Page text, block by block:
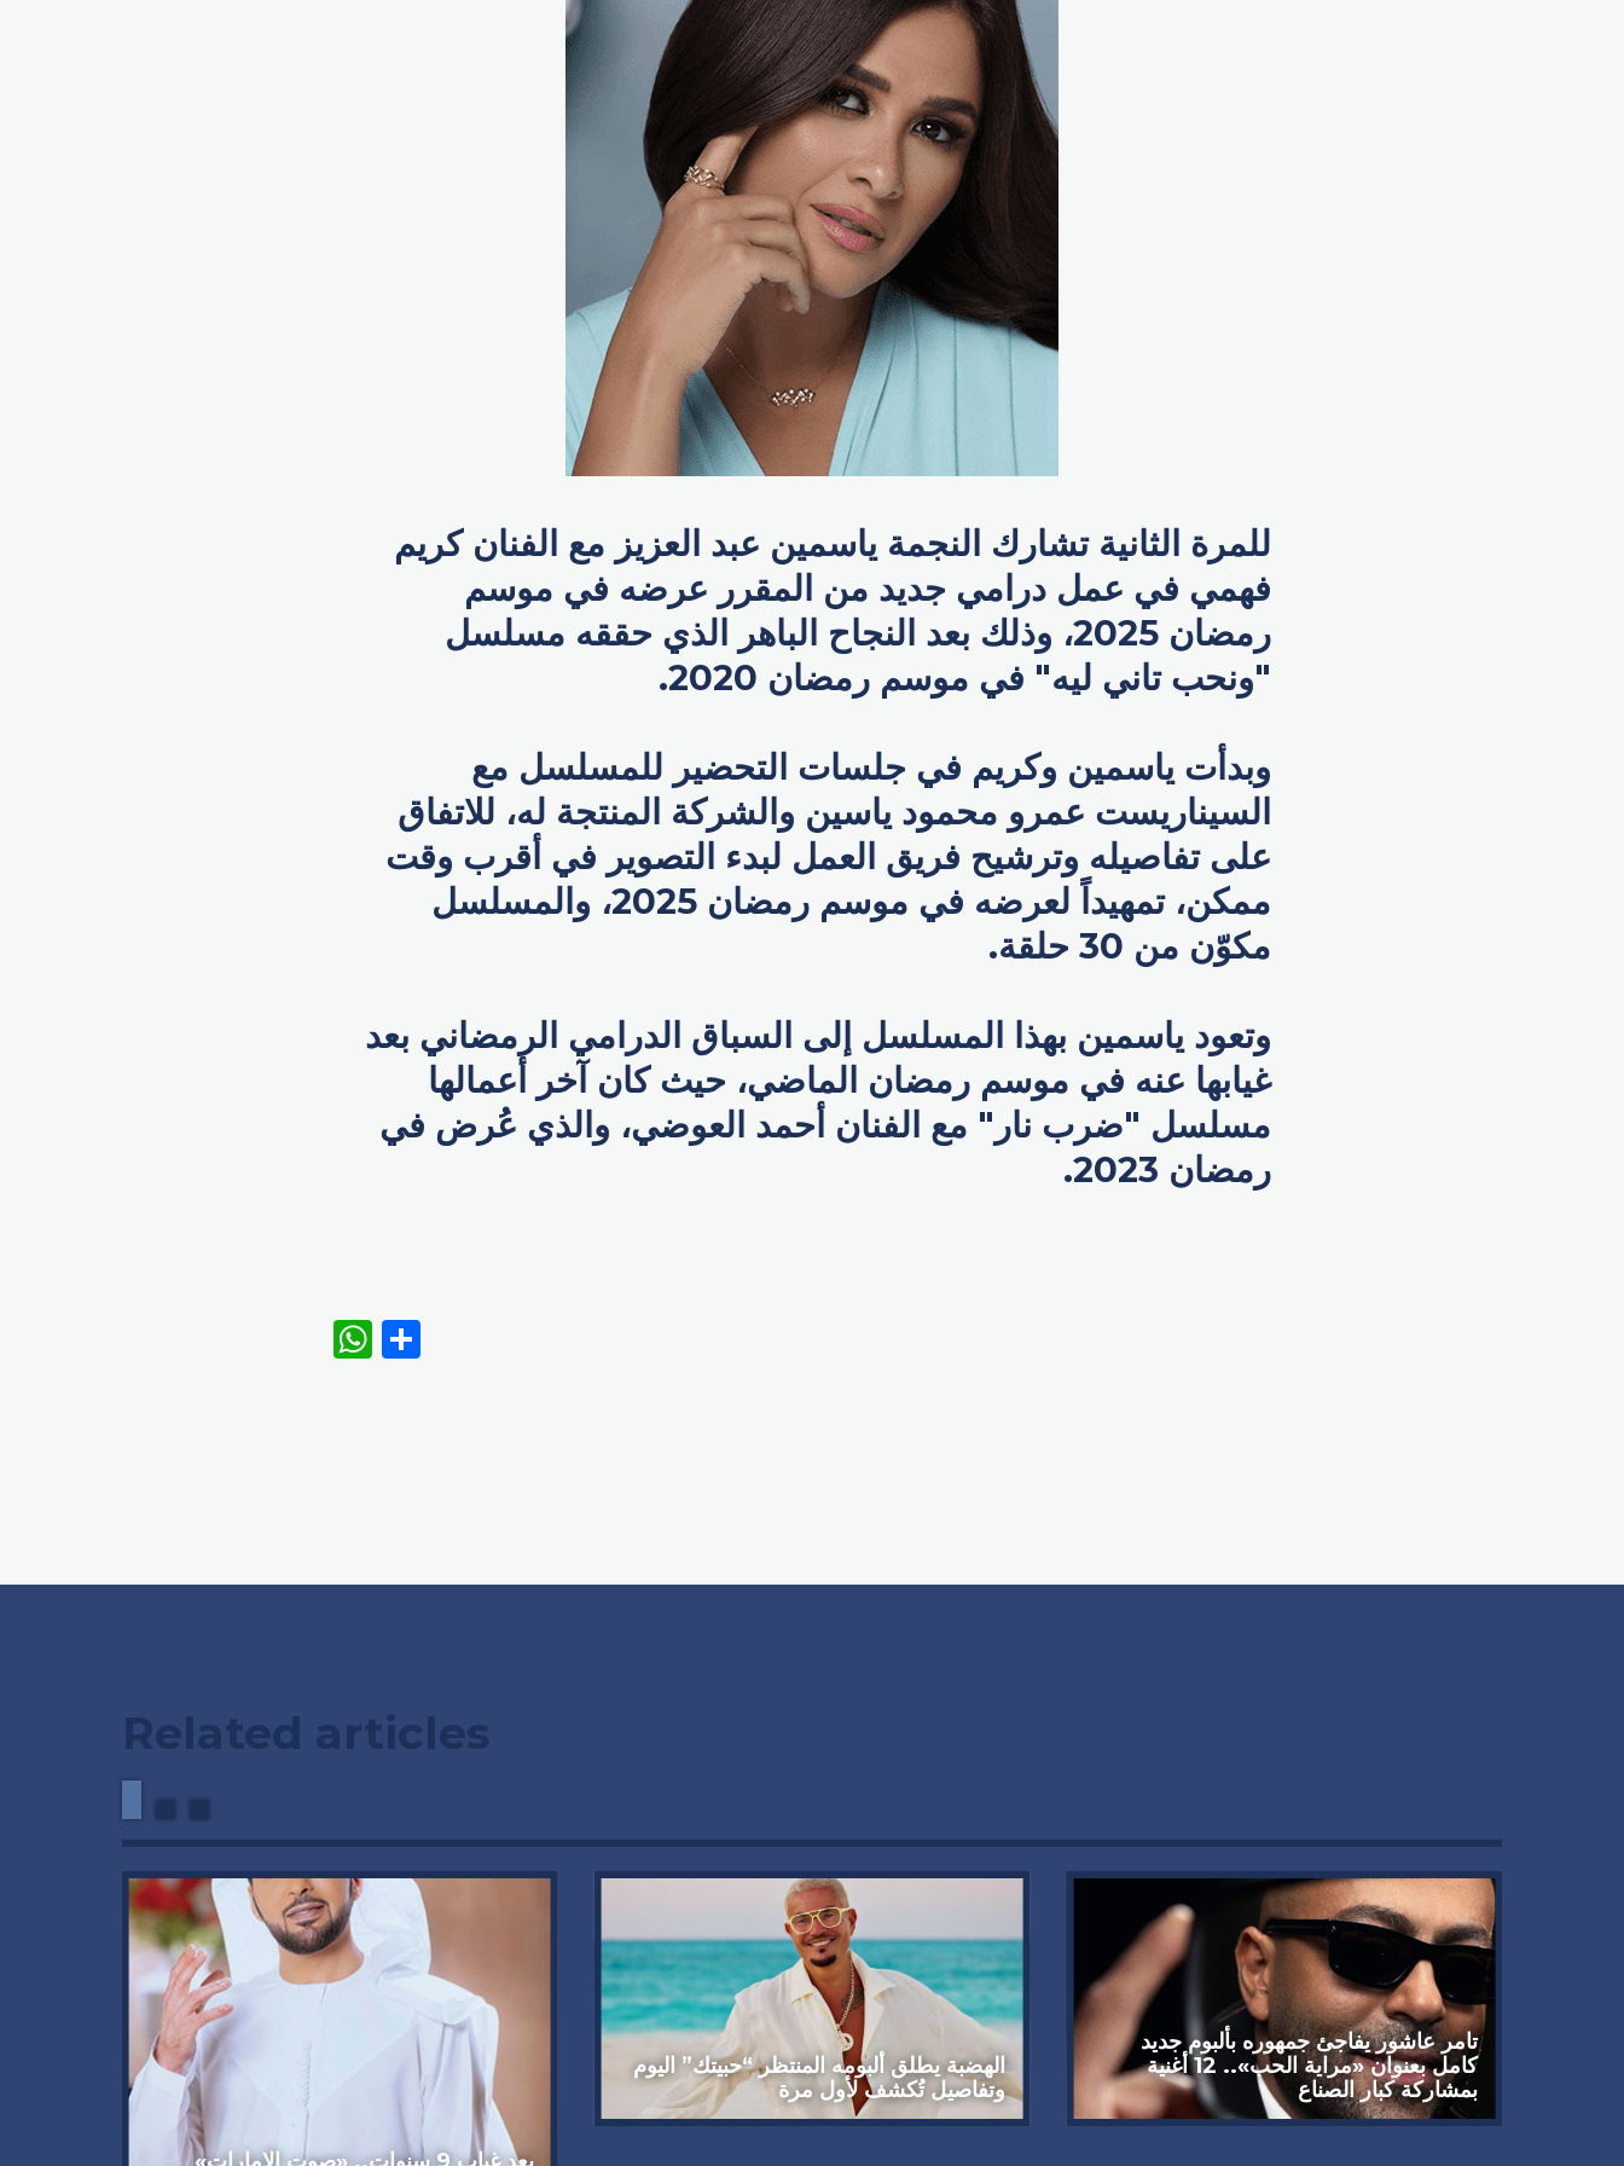
للمرة الثانية تشارك النجمة ياسمين عبد العزيز مع الفنان كريم
فهمي في عمل درامي جديد من المقرر عرضه في موسم
رمضان 2025، وذلك بعد النجاح الباهر الذي حققه مسلسل
"ونحب تاني ليه" في موسم رمضان 2020.
وبدأت ياسمين وكريم في جلسات التحضير للمسلسل مع
السيناريست عمرو محمود ياسين والشركة المنتجة له، للاتفاق
على تفاصيله وترشيح فريق العمل لبدء التصوير في أقرب وقت
ممكن، تمهيداً لعرضه في موسم رمضان 2025، والمسلسل
مكوّن من 30 حلقة.
وتعود ياسمين بهذا المسلسل إلى السباق الدرامي الرمضاني بعد
غيابها عنه في موسم رمضان الماضي، حيث كان آخر أعمالها
مسلسل "ضرب نار" مع الفنان أحمد العوضي، والذي عُرض في
رمضان 2023.
WhatsApp
Related articles
الهضبة يطلق ألبومه المنتظر “حبيتك” اليوم
وتفاصيل تُكشف لأول مرة
تامر عاشور يفاجئ جمهوره بألبوم جديد
كامل بعنوان «مراية الحب».. 12 أغنية
بمشاركة كبار الصناع